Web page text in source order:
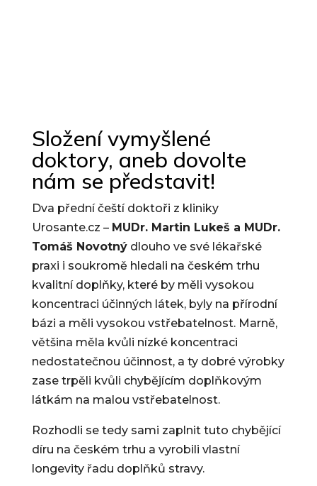
Složení vymyšlené
doktory, aneb dovolte
nám se představit!
Dva přední čeští doktoři z kliniky
Urosante.cz – MUDr. Martin Lukeš a MUDr.
Tomáš Novotnýdlouho ve své lékařské
praxi i soukromě hledali na českém trhu
kvalitní doplňky, které by měli vysokou
koncentraci účinných látek, byly na přírodní
bázi a měli vysokou vstřebatelnost. Marně,
většina měla kvůli nízké koncentraci
nedostatečnou účinnost, a ty dobré výrobky
zase trpěli kvůli chybějícím doplňkovým
látkám na malou vstřebatelnost.
Rozhodli se tedy sami zaplnit tuto chybějící
díru na českém trhu a vyrobili vlastní
longevity řadu doplňků stravy.